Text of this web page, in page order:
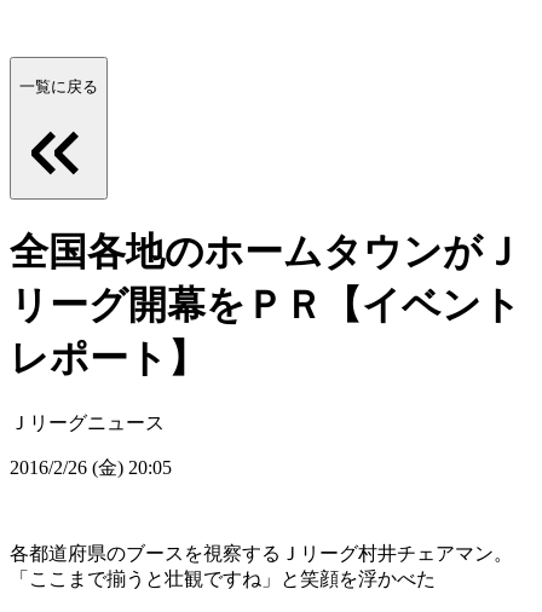
一覧に戻る
全国各地のホームタウンがＪ
リーグ開幕をＰＲ【イベント
レポート】
Ｊリーグニュース
2016/2/26 (金) 20:05
各都道府県のブースを視察するＪリーグ村井チェアマン。
「ここまで揃うと壮観ですね」と笑顔を浮かべた